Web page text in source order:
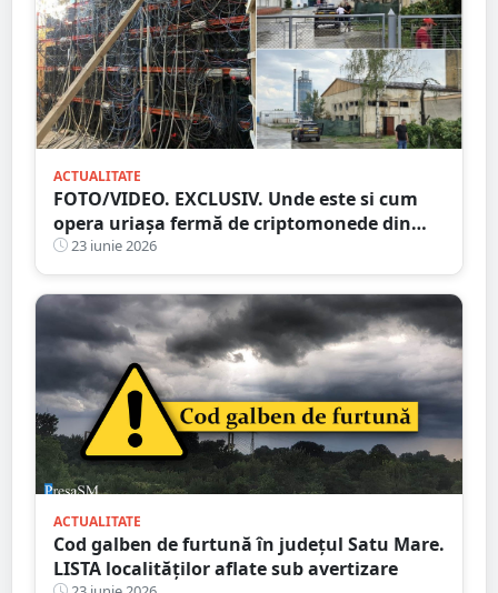
ACTUALITATE
FOTO/VIDEO. EXCLUSIV. Unde este si cum
opera uriașa fermă de criptomonede din
Satu Mare
23 iunie 2026
ACTUALITATE
Cod galben de furtună în județul Satu Mare.
LISTA localităților aflate sub avertizare